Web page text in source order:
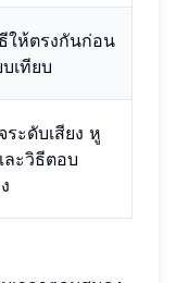
ให้ตรงกันก่อน
บเทียบ
ระดับเสียง หู
ละวิธีตอบ